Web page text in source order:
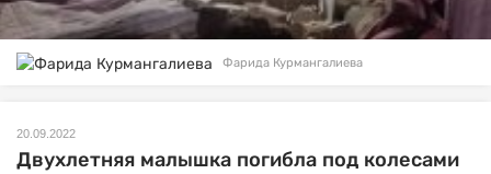
Фарида Курмангалиева
20.09.2022
Двухлетняя малышка погибла под колесами